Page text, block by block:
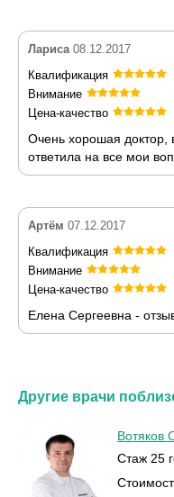
Лариса 08.12.2017
Квалификация
Внимание
Цена-качество
Очень хорошая доктор,
ответила на все мои
Артём 07.12.2017
Квалификация
Внимание
Цена-качество
Елена Сергеевна -
Другие врачи
Вотяков
Стаж 25